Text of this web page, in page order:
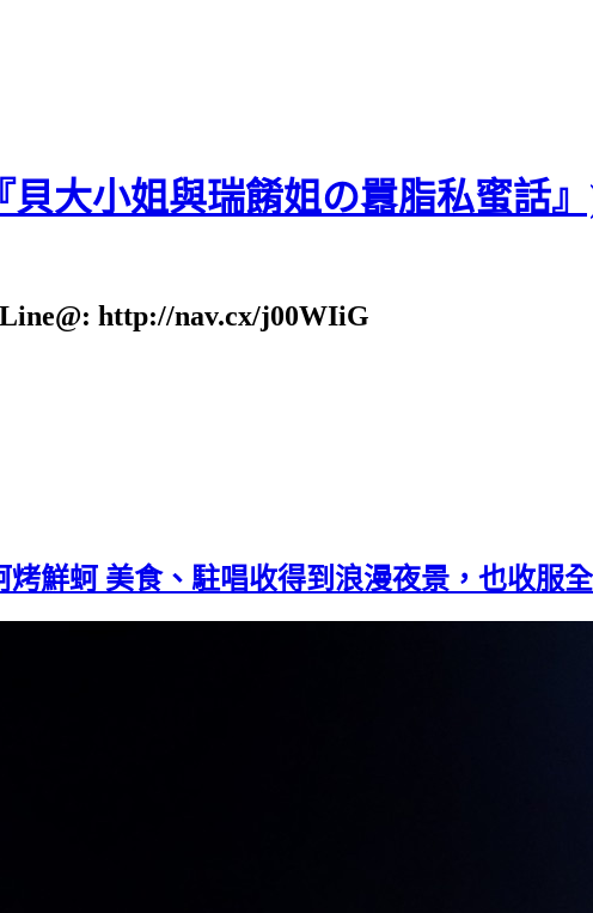
大小姐與瑞餚姐の囂脂私蜜話
http://nav.cx/j00WIiG
烤鮮蚵 美食、駐唱收得到浪漫夜景，也收服